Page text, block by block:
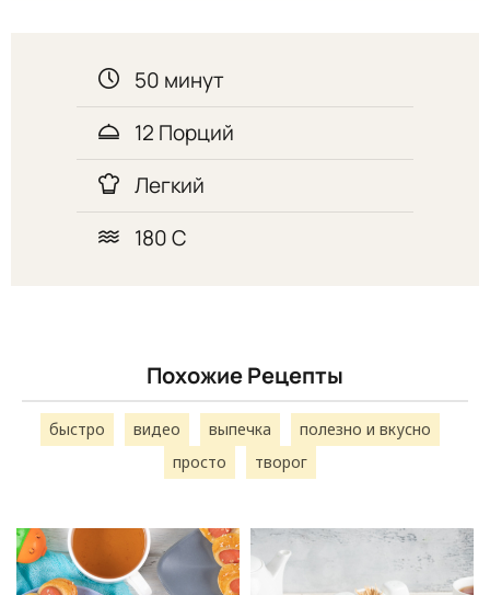
50 минут
12 Порций
Легкий
180 С
Похожие Рецепты
быстро видео выпечка
полезно и вкусно
просто
творог